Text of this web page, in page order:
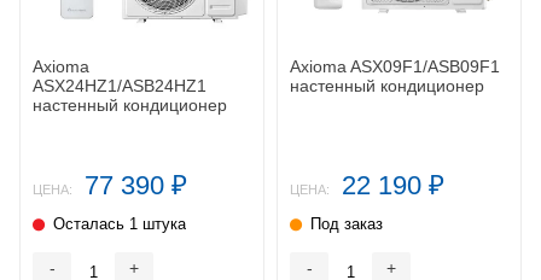
Axioma
ASX24HZ1/ASB24HZ1
настенный кондиционер
ЦЕНА: 77 390 ₽
Осталась 1 штука
- +
Axioma ASX09F1/ASB09F1
настенный кондиционер
ЦЕНА: 22 190 ₽
Под заказ
- +